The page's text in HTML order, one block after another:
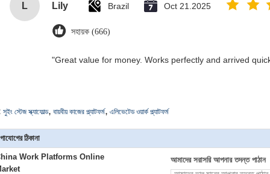
L Lily Brazil Oct 21.2025
সহায়ক (666)
"Great value for money. Works perfectly and arrived
সুইং স্টেজ স্ক্যাফোল্ড, বায়বীয় কাজের প্ল্যাটফর্ম, এলিভেটেড ওয়ার্ক প্ল্যাটফর্ম
ঠিকানা
Work Platforms Online
আমাদের সরাসরি আপনার তদন্ত পাঠান